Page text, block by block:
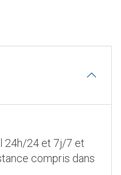
24h/24 et 7j/7 et
compris dans